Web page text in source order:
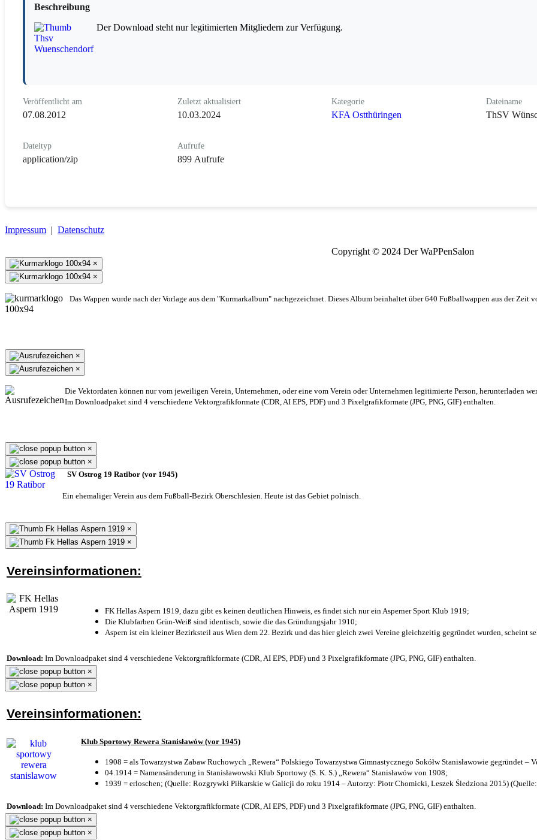
Beschreibung
Der Download steht nur legitimierten Mitgliedern zur Verfügung.
Veröffentlicht am
07.08.2012
Zuletzt aktualisiert
10.03.2024
Kategorie
KFA Ostthüringen
Dateiname
ThSV
Dateityp
application/zip
Aufrufe
899 Aufrufe
Impressum | Datenschutz
Copyright © 2024 Der WaPPenSalon
×
×
Das Wappen wurde nach der Vorlage aus dem "Kurmarkalbum" nachgezeichnet. Dieses Album beinhaltet über 640 Fußballwappen aus der Zeit
×
×
Die Vektordaten können nur vom jeweiligen Verein, Unternehmen, oder eine vom Verein oder Unternehmen legitimierte Person, herunterladen
Im Downloadpaket sind 4 verschiedene Vektorgrafikformate (CDR, AI EPS, PDF) und 3 Pixelgrafikformate (JPG, PNG, GIF) enthalten.
×
×
SV Ostrog 19 Ratibor (vor 1945)
Ein ehemaliger Verein aus dem Fußball-Bezirk Oberschlesien. Heute ist das Gebiet polnisch.
×
×
Vereinsinformationen:
FK Hellas Aspern 1919, dazu gibt es keinen deutlichen Hinweis, es findet sich nur ein Asperner Sport Klub 1919;
Die Klubfarben Grün-Weiß sind identisch, sowie die das Gründungsjahr 1910;
Aspern ist ein kleiner Bezirksteil aus Wien dem 22. Bezirk und das hier gleich zwei Vereine gleichzeitig gegründet wurden, scheint
Download: Im Downloadpaket sind 4 verschiedene Vektorgrafikformate (CDR, AI EPS, PDF) und 3 Pixelgrafikformate (JPG, PNG, GIF) enthalten.
×
×
Vereinsinformationen:
Klub Sportowy Rewera Stanisławów (vor 1945)
1908 = als Towarzystwa Zabaw Ruchowych „Rewera“ Polskiego Towarzystwa Gimnastycznego Sokółw Stanisławowie gegründet –
04.1914 = Namensänderung in Stanisławowski Klub Sportowy (S. K. S.) „Rewera“ Stanisławów von 1908;
1939 = erloschen; (Quelle: Rozgrywki Piłkarskie w Galicji do roku 1914 – Autorzy: Piotr Chomicki, Leszek Śledziona 2015) (Quelle:
Download: Im Downloadpaket sind 4 verschiedene Vektorgrafikformate (CDR, AI EPS, PDF) und 3 Pixelgrafikformate (JPG, PNG, GIF) enthalten.
×
×